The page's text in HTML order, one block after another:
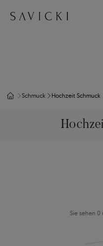
Schmuck Hochzeit Schmuck
Sie sehen 0